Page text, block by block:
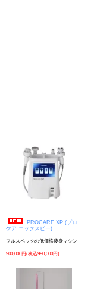
PROCARE XP (プロ
ケア エックスピー)
フルスペックの低価格痩身マシン
900,000円(税込990,000円)